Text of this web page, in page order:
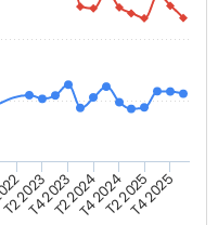
T2 2023T4 2023T2 2024T4 2024T2 2025T4 2025